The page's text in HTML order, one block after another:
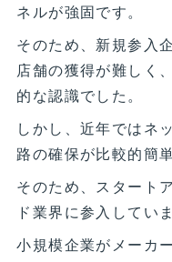
ネルが強固です。
そのため、新規参入
店舗の獲得が難しく
的な認識でした。
しかし、近年ではネ
路の確保が比較的簡
そのため、スタート
ド業界に参入していま
小規模企業がメーカ